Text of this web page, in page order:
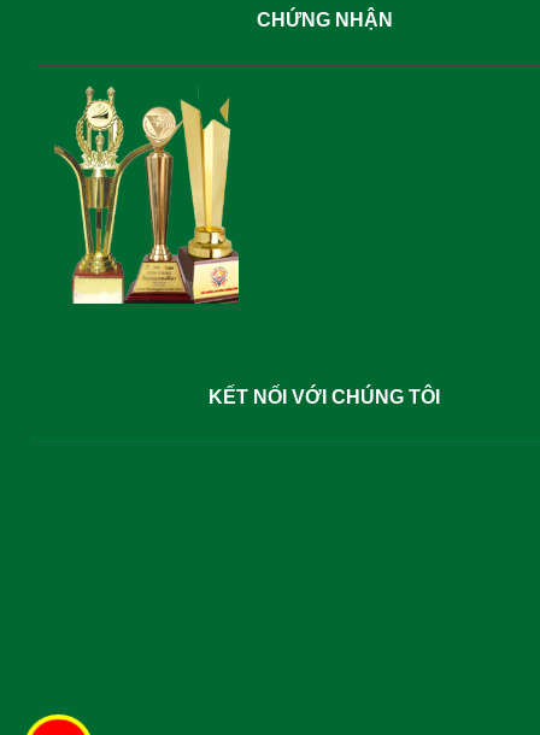
CHỨNG NHẬN
KẾT NỐI VỚI CHÚNG TÔI